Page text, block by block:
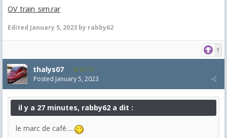
OV_train_sim.rar
Edited January 5, 2023 by rabby62
1
thalys07 8,173
Posted January 5, 2023
il y a 27 minutes, rabby62 a dit :
le marc de café.....